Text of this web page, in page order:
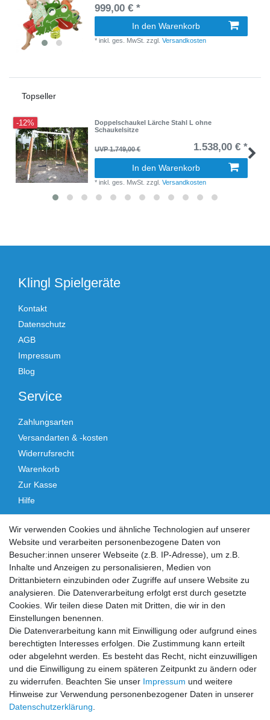
999,00 € *
In den Warenkorb
*inkl. ges. MwSt. zzgl.Versandkosten
Topseller
-12%
Doppelschaukel Lärche Stahl L ohne
Schaukelsitze
UVP 1.749,00 € 1.538,00 € *
In den Warenkorb
*inkl. ges. MwSt. zzgl.Versandkosten
Klingl Spielgeräte
Kontakt
Datenschutz
AGB
Impressum
Blog
Service
Zahlungsarten
Versandarten & -kosten
Widerrufsrecht
Warenkorb
Zur Kasse
Hilfe
Vertrag widerrufen
Social Media
Facebook Instagram
Sicher einkaufen
Zahlung und Versand
Wir verwenden Cookies und ähnliche Technologien auf unserer
Website und verarbeiten personenbezogene Daten von
Besucher:innen unserer Webseite (z.B. IP-Adresse), um z.B.
Inhalte und Anzeigen zu personalisieren, Medien von
Drittanbietern einzubinden oder Zugriffe auf unsere Website zu
analysieren. Die Datenverarbeitung erfolgt erst durch gesetzte
Cookies. Wir teilen diese Daten mit Dritten, die wir in den
Einstellungen benennen.
Die Datenverarbeitung kann mit Einwilligung oder aufgrund eines
berechtigten Interesses erfolgen. Die Zustimmung kann erteilt
oder abgelehnt werden. Es besteht das Recht, nicht einzuwilligen
und die Einwilligung zu einem späteren Zeitpunkt zu ändern oder
zu widerrufen. Beachten Sie unser Impressum und weitere
Hinweise zur Verwendung personenbezogener Daten in unserer
Daten­schutz­erklärung